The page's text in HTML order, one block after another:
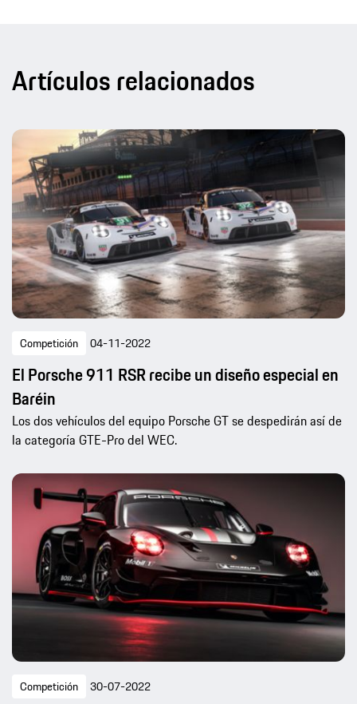
Artículos relacionados
Competición 04-11-2022
El Porsche 911 RSR recibe un diseño especial en
Baréin
Los dos vehículos del equipo Porsche GT se despedirán así de
la categoría GTE-Pro del WEC.
Competición 30-07-2022